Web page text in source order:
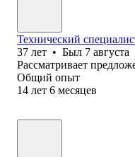
Технический
37 лет • Был 7 августа
Рассматривает
Общий опыт
14 лет 6 месяцев